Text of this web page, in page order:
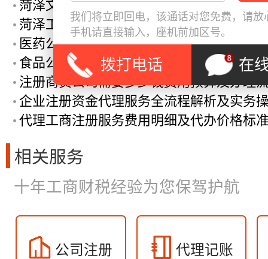
菏泽文化传媒公司注册：全流程指南和所
菏泽工商代理代办全方位服务助力企业注
医药公司注册流程及所需材料清单详细指
食品公司注册必备条件详解及申请流程注
注册商贸公司需要多少钱费用预算及办理
企业注册资金代理服务全流程解析及实务
代理工商注册服务费用明细及代办价格标
相关服务
十年工商财税经验为您保驾护航
公司注册 代理记账
我们将立即回电，该通话对您免费，请放
手机请直接输入，座机前加区号。
拨打电话 在